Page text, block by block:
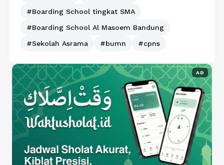
#Boarding School tingkat SMA
#Boarding School Al Masoem Bandung
#Sekolah Asrama
#bumn #cpns
AD